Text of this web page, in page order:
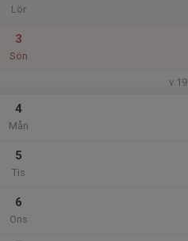
Lör
3
Sön
v.19
4
Mån
5
Tis
6
Ons